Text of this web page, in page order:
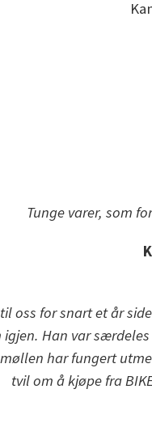
Tunge varer, som
oss for snart et år
igjen. Han var
har fungert
tvil om å kjøpe fra